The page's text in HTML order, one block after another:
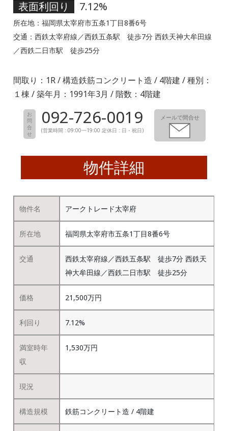
表面利回り
7.12%
所在地：福岡県太宰府市五条1丁目8番6号
交通：西鉄太宰府線／西鉄五条駅 徒歩7分 西鉄天神大牟田線
／西鉄二日市駅 徒歩25分
間取り：1R / 構造鉄筋コンクリート造 / 4階建 / 種別：
１棟 / 築年月：1991年3月 / 階数：4階建
お
問
合
せ
092-726-0019
(営業時間 : 09:00一19:00 定休日 : 日・祝日)
メールで間合せ
物件詳細
物件名 アークトレード太宰府
所在地 福岡県太宰府市五条1丁目8番6号
交通
西鉄太宰府線／西鉄五条駅 徒歩7分 西鉄天
神大牟田線／西鉄二日市駅 徒歩25分
価格 21,500万円
利回り 7.12%
満室時年
収
1,530万円
現況
構造規模 鉄筋コンクリート造 / 4階建